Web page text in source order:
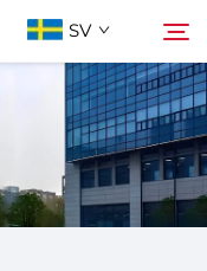
SV
Sök